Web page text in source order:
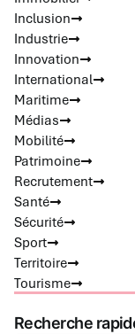
Inclusion
Industrie
Innovation
International
Maritime
Médias
Mobilité
Patrimoine
Recrutement
Santé
Sécurité
Sport
Territoire
Tourisme
Recherche